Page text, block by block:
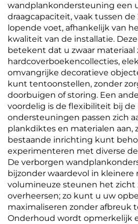
wandplankondersteuning een
draagcapaciteit, vaak tussen de
lopende voet, afhankelijk van
kwaliteit van de installatie.
betekent dat u zwaar materiaal
hardcoverboekencollecties,
omvangrijke decoratieve
kunt tentoonstellen, zonder
doorbuigen of storing. Een
voordelig is de flexibiliteit bij de
ondersteuningen passen zich
plankdiktes en materialen aan,
bestaande inrichting kunt
experimenteren met diverse
De verborgen
bijzonder waardevol in kleinere
volumineuze steunen het zicht
overheersen; zo kunt u uw
maximaliseren zonder afbreuk
Onderhoud wordt opmerkelijk